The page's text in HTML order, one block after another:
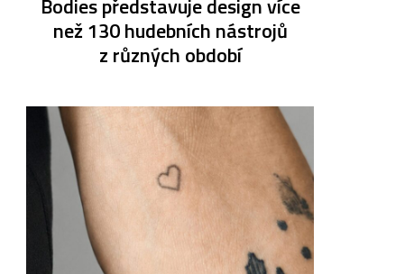
Bodies představuje design více
než 130 hudebních nástrojů
z různých období